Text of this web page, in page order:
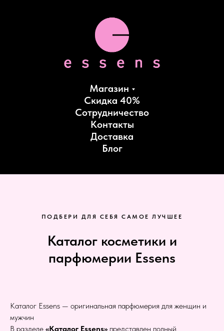
Магазин
Скидка 40%
Сотрудничество
Контакты
Доставка
Блог
ПОДБЕРИ ДЛЯ СЕБЯ САМОЕ ЛУЧШЕЕ
Каталог косметики и
парфюмерии Essens
Каталог Essens — оригинальная парфюмерия для женщин и
мужчин
В разделе «Каталог Essens» представлен полный